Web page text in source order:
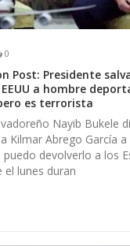
0
Post: Presidente
a hombre
es terrorista
Nayib Bukele
Kilmar Abrego García
devolverlo a los
el lunes duran